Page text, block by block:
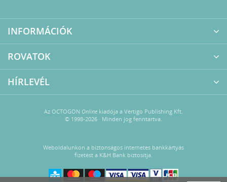
INFORMÁCIÓK
ROVATOK
HÍRLEVÉL
Az OCTOGON Online kiadója a Vertigo Publishing Kft.
© 1998-2026 · Minden jog fenntartva.
Weboldalunkon a biztonságos internetes bankkártyás
fizetést a K&H Bank biztosítja.